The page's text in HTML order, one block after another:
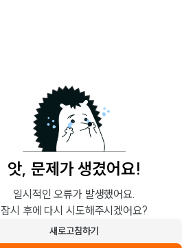
앗, 문제가 생겼어요!
일시적인 오류가 발생했어요.
잠시 후에 다시 시도해주시겠어요?
새로고침하기